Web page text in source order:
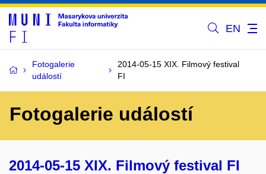
EN
Fotogalerie
událostí
2014-05-15 XIX. Filmový festival
FI
Fotogalerie událostí
2014-05-15 XIX. Filmový festival FI